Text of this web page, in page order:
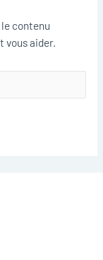
contenu
vous aider.